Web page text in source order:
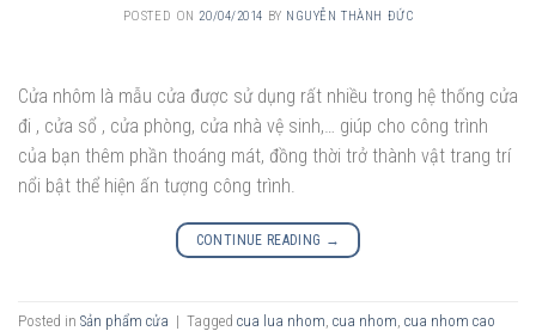
POSTED ON 20/04/2014 BY NGUYỄN THÀNH ĐỨC
Cửa nhôm là mẫu cửa được sử dụng rất nhiều trong hệ thống cửa
đi , cửa sổ , cửa phòng, cửa nhà vệ sinh,… giúp cho công trình
của bạn thêm phần thoáng mát, đồng thời trở thành vật trang trí
nổi bật thể hiện ấn tượng công trình.
CONTINUE READING →
Posted in Sản phẩm cửa | Tagged cua lua nhom cua nhom cua nhom cao